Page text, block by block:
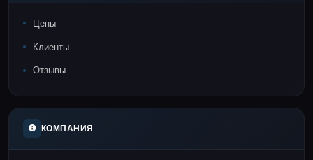
Цены
Клиенты
Отзывы
КОМПАНИЯ